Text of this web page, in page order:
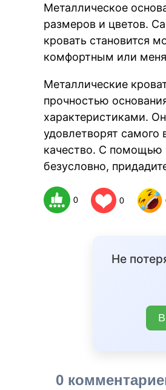
Металлическое
размеров и цветов.
кровать становится
комфортным или
Металлические
прочностью
характеристиками.
удовлетворят самого
качество. С помощью
безусловно,
0 0
Не
0